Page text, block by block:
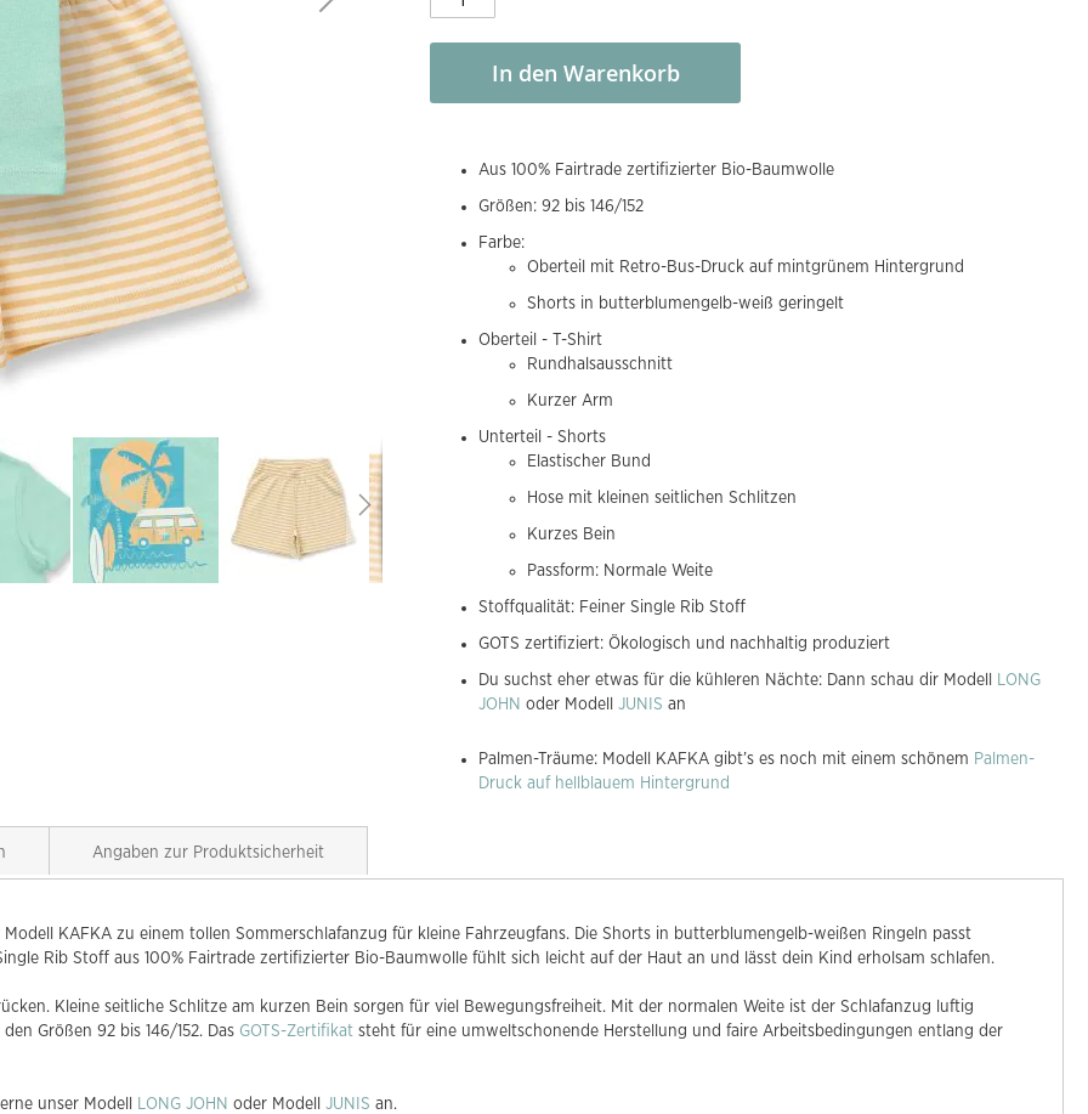
In den Warenkorb
Aus 100% Fairtrade zertifizierter Bio-Baumwolle
Größen: 92 bis 146/152
Farbe:
Oberteil mit Retro-Bus-Druck auf mintgrünem Hintergrund
Shorts in butterblumengelb-weiß geringelt
Oberteil - T-Shirt
Rundhalsausschnitt
Kurzer Arm
Unterteil - Shorts
Elastischer Bund
Hose mit kleinen seitlichen Schlitzen
Kurzes Bein
Passform: Normale Weite
Stoffqualität: Feiner Single Rib Stoff
GOTS zertifiziert: Ökologisch und nachhaltig produziert
Du suchst eher etwas für die kühleren Nächte: Dann schau dir Modell
LONG
JOHN oder ModellJUNIS an
Palmen-Träume: Modell KAFKA gibt’s es noch mit einem schönem Palmen-
Druck auf hellblauem Hintergrund
KAFKA zu einem tollen Sommerschlafanzug für kleine Fahrzeugfans. Die Shorts in butterblumengelb-weißen Ringeln passt
Rib Stoff aus 100% Fairtrade zertifizierter Bio-Baumwolle fühlt sich leicht auf der Haut an und lässt dein Kind erholsam schlafen.
Kleine seitliche Schlitze am kurzen Bein sorgen für viel Bewegungsfreiheit. Mit der normalen Weite ist der Schlafanzug luftig
Größen 92 bis 146/152. Das GOTS-Zertifikat steht für eine umweltschonende Herstellung und faire Arbeitsbedingungen entlang der
unser Modell LONG JOHN oder Modell JUNIS an.
Angaben zur Produktsicherheit